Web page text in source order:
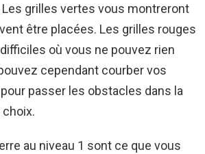
grilles vertes vous montreront
être placées. Les grilles rouges
où vous ne pouvez rien
cependant courber vos
passer les obstacles dans la
au niveau 1 sont ce que vous